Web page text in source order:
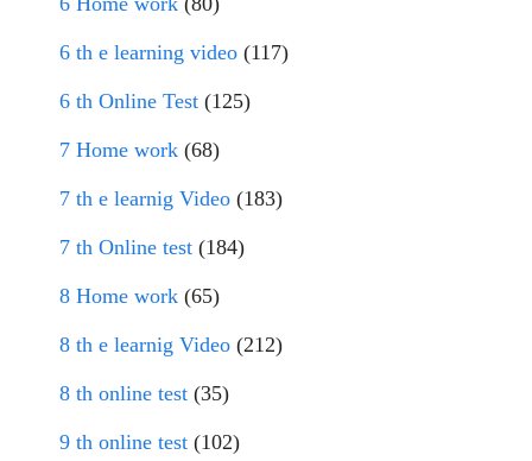
6 th e learning video (117)
6 th Online Test (125)
7 Home work (68)
7 th e learnig Video (183)
7 th Online test (184)
8 Home work (65)
8 th e learnig Video (212)
8 th online test (35)
9 th online test (102)